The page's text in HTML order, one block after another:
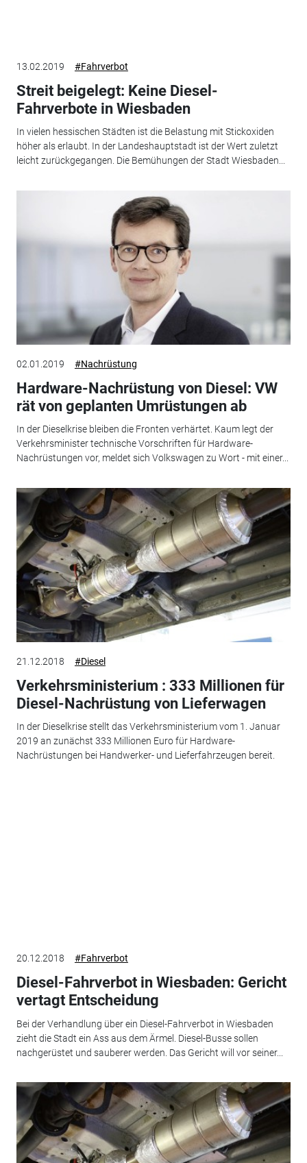
13.02.2019 #Fahrverbot
Streit beigelegt: Keine Diesel-
Fahrverbote in Wiesbaden
In vielen hessischen Städten ist die Belastung mit Stickoxiden
höher als erlaubt. In der Landeshauptstadt ist der Wert zuletzt
leicht zurückgegangen. Die Bemühungen der Stadt Wiesbaden...
02.01.2019 #Nachrüstung
Hardware-Nachrüstung von Diesel: VW
rät von geplanten Umrüstungen ab
In der Dieselkrise bleiben die Fronten verhärtet. Kaum legt der
Verkehrsminister technische Vorschriften für Hardware-
Nachrüstungen vor, meldet sich Volkswagen zu Wort - mit einer...
21.12.2018 #Diesel
Verkehrsministerium : 333 Millionen für
Diesel-Nachrüstung von Lieferwagen
In der Dieselkrise stellt das Verkehrsministerium vom 1. Januar
2019 an zunächst 333 Millionen Euro für Hardware-
Nachrüstungen bei Handwerker- und Lieferfahrzeugen bereit.
20.12.2018 #Fahrverbot
Diesel-Fahrverbot in Wiesbaden: Gericht
vertagt Entscheidung
Bei der Verhandlung über ein Diesel-Fahrverbot in Wiesbaden
zieht die Stadt ein Ass aus dem Ärmel. Diesel-Busse sollen
nachgerüstet und sauberer werden. Das Gericht will vor seiner...